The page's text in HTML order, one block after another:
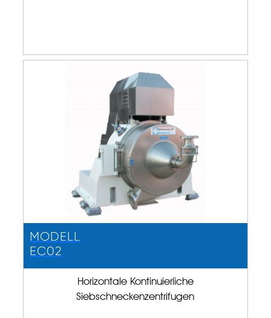
MODELL
EC02
Horizontale Kontinuierliche
Siebschneckenzentrifugen